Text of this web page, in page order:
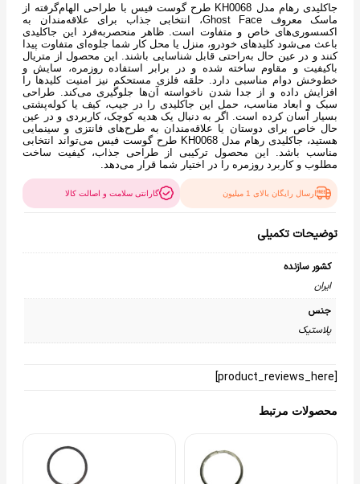
جاکلیدی رهام مدل KH0068 طرح گوست فیس با طراحی الهام‌گرفته از
ماسک معروف Ghost Face، انتخابی جذاب برای علاقه‌مندان به
اکسسوری‌های خاص و متفاوت است. ظاهر منحصربه‌فرد این جاکلیدی
باعث می‌شود کلیدهای خودرو، منزل یا محل کار شما جلوه‌ای متفاوت پیدا
کنند و در عین حال به‌راحتی قابل شناسایی باشند. این محصول از متریال
باکیفیت و مقاوم ساخته شده و در برابر استفاده روزمره، سایش و
خط‌وخش دوام مناسبی دارد. حلقه فلزی مستحکم نیز امنیت کلیدها را
افزایش داده و از جدا شدن ناخواسته آن‌ها جلوگیری می‌کند. طراحی
سبک و ابعاد مناسب، حمل این جاکلیدی را در جیب، کیف یا کوله‌پشتی
بسیار آسان کرده است. اگر به دنبال یک هدیه کوچک، کاربردی و در عین
حال خاص برای دوستان یا علاقه‌مندان به طرح‌های فانتزی و سینمایی
هستید، جاکلیدی رهام مدل KH0068 طرح گوست فیس می‌تواند انتخابی
مناسب باشد. این محصول ترکیبی از طراحی جذاب، کیفیت ساخت
مطلوب و کاربرد روزمره را در اختیار شما قرار می‌دهد.
ارسال رایگان بالای 1 میلیون گارانتی سلامت و اصالت کالا
توضیحات تکمیلی
کشور سازنده
ایران
جنس
پلاستیک
[product_reviews_here]
محصولات مرتبط